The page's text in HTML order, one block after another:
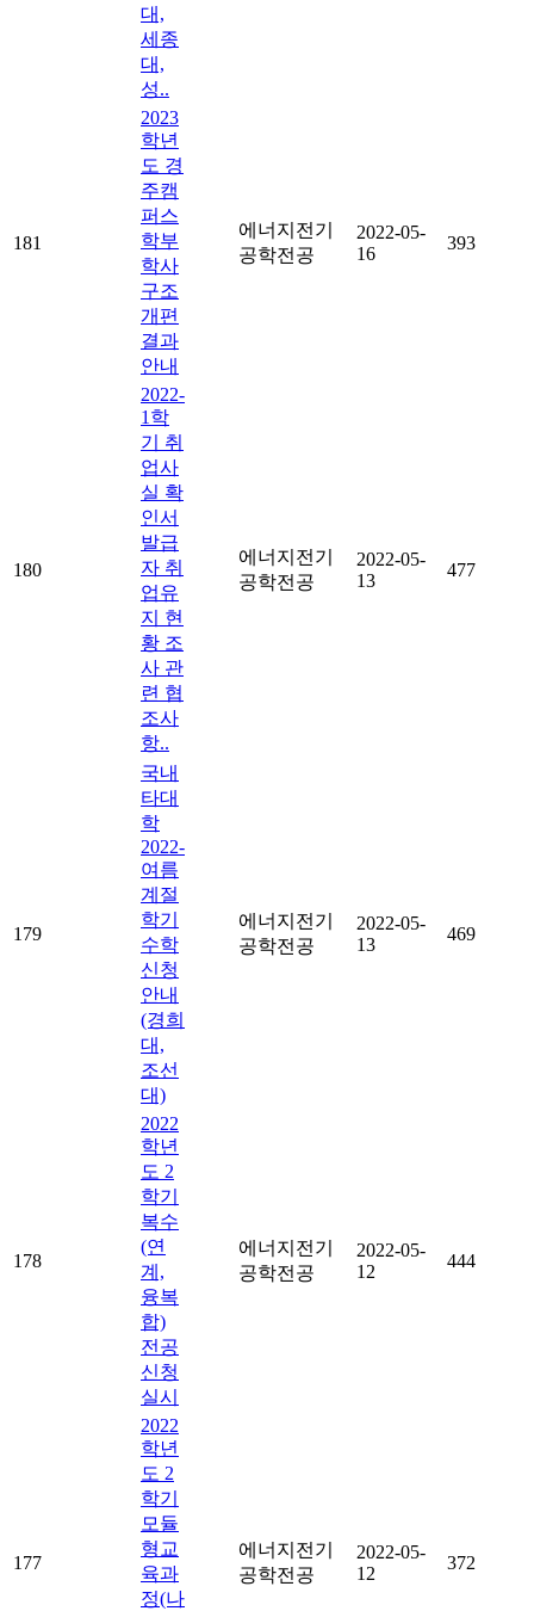
대,
세종
대,
성..
181
2023
학년
도 경
주캠
퍼스
학부
학사
구조
개편
결과
안내
에너지전기
공학전공
2022-05-
16
393
180
2022-
1학
기 취
업사
실 확
인서
발급
자 취
업유
지 현
황 조
사 관
련 협
조사
항..
에너지전기
공학전공
2022-05-
13
477
179
국내
타대
학
2022-
여름
계절
학기
수학
신청
안내
(경희
대,
조선
대)
에너지전기
공학전공
2022-05-
13
469
178
2022
학년
도 2
학기
복수
(연
계,
융복
합)
전공
신청
실시
에너지전기
공학전공
2022-05-
12
444
177
2022
학년
도 2
학기
모듈
형교
육과
정(나
에너지전기
공학전공
2022-05-
12
372